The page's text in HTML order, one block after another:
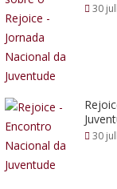
30
30